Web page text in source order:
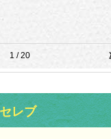
1 / 20
レブ